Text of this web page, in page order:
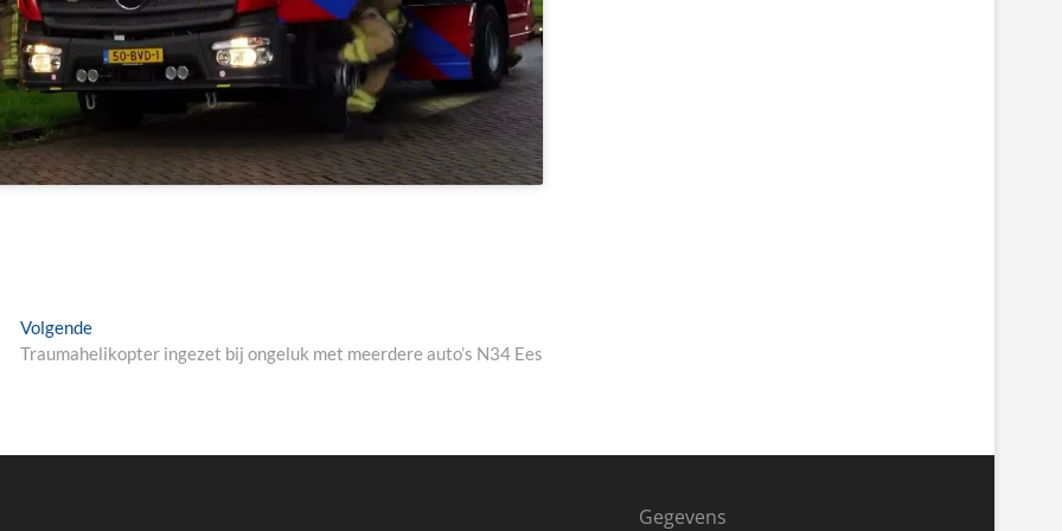
VolgendeNext
post:
Traumahelikopter ingezet bij ongeluk met meerdere auto’s N34 Ees
Gegevens